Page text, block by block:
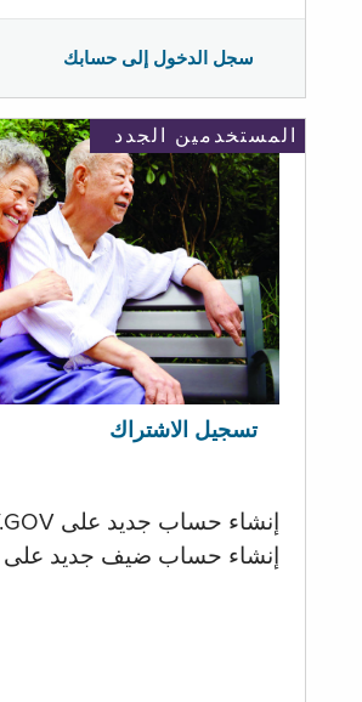
سجل الدخول إلى حسابك
المستخدمين الجدد
تسجيل الاشتراك
إنشاء حساب جديد على NY.GOV
إنشاء حساب ضيف جديد على SNAP